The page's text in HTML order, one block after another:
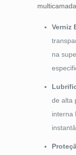
Verniz
na
de alta
interna